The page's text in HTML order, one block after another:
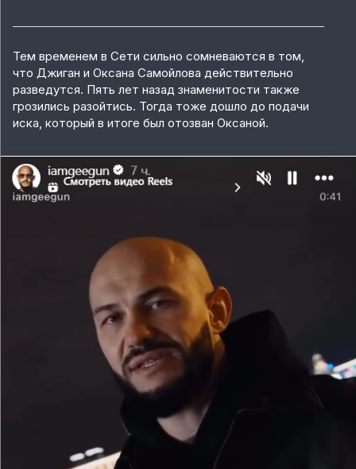
Тем временем в Сети сильно сомневаются в том,
что Джиган и Оксана Самойлова действительно
разведутся. Пять лет назад знаменитости также
грозились разойтись. Тогда тоже дошло до подачи
иска, который в итоге был отозван Оксаной.